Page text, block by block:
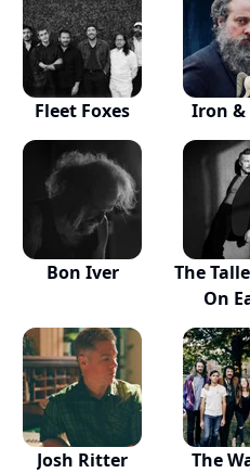
Fleet Foxes Iron &
Bon Iver
The
On
Josh Ritter
The